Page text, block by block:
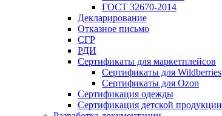
ГОСТ 32670-2014
Декларирование
Отказное письмо
СГР
РДИ
Сертификаты для маркетплейсов
Сертификаты для Wildberries
Сертификаты для Ozon
Сертификация одежды
Сертификация детской продукции